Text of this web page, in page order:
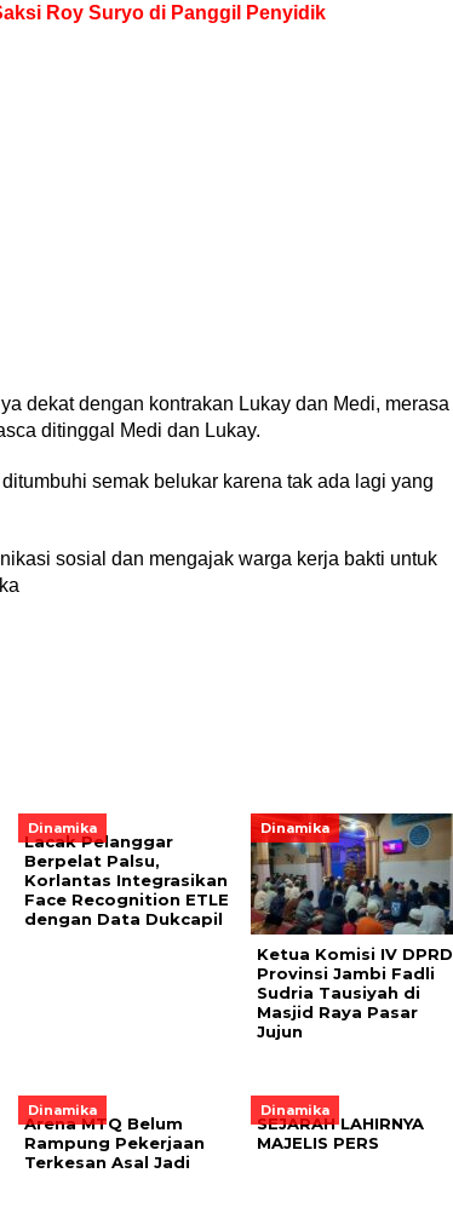
Roy Suryo di Panggil Penyidik
dekat dengan kontrakan Lukay dan Medi, merasa
ditinggal Medi dan Lukay.
semak belukar karena tak ada lagi yang
sosial dan mengajak warga kerja bakti untuk
Dinamika
Lacak Pelanggar
Berpelat Palsu,
Korlantas Integrasikan
Face Recognition ETLE
dengan Data Dukcapil
Dinamika
Ketua Komisi IV DPRD
Provinsi Jambi Fadli
Sudria Tausiyah di
Masjid Raya Pasar
Jujun
Dinamika
Arena MTQ Belum
Rampung Pekerjaan
Terkesan Asal Jadi
Dinamika
SEJARAH LAHIRNYA
MAJELIS PERS